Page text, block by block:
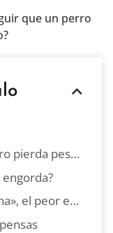
que un perro
Conseguir que un perro pierda peso sin demasiado esfuerzo
La comida «humana», el peor enemigo para conseguir que un perro pierda peso sin demasiado esfuerzo